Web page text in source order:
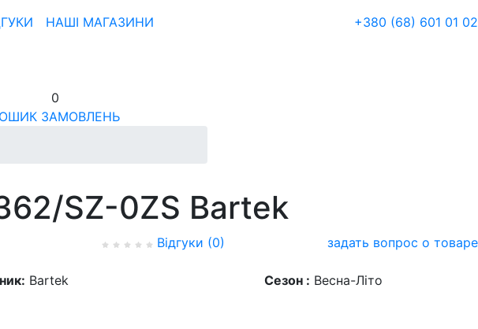
НАШІ МАГАЗИНИ +380 (68) 601 01 02
0
ЗАМОВЛЕНЬ
SZ-0ZS Bartek
Відгуки (0)
задать вопрос о товаре
Bartek Сезон : Весна-Літо